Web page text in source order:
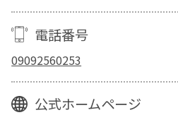
電話番号
09092560253
公式ホームページ